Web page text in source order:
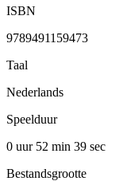
ISBN
9789491159473
Taal
Nederlands
Speelduur
0 uur 52 min 39 sec
Bestandsgrootte